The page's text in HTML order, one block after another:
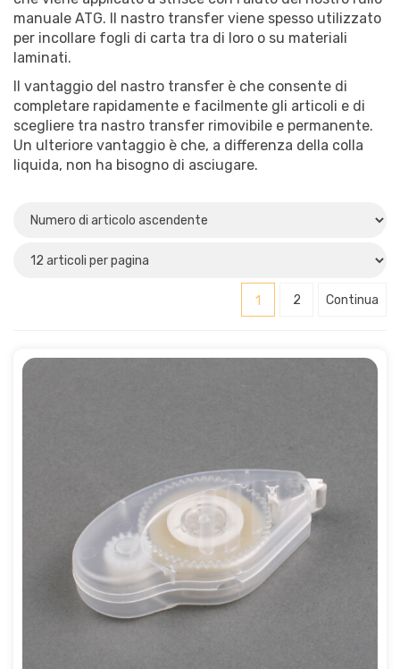
Alto legame permanente(4)
Permanente(5)
Rimovibile
Apparato per
Tape(2)
Senza rivestimento(12)
manuale ATG. Il nastro transfer viene spesso utilizzato
per incollare fogli di carta tra di loro o su materiali
laminati.
Il vantaggio del nastro transfer è che consente di
completare rapidamente e facilmente gli articoli e di
scegliere tra nastro transfer rimovibile e permanente.
Un ulteriore vantaggio è che, a differenza della colla
liquida, non ha bisogno di asciugare.
1 2 Continua